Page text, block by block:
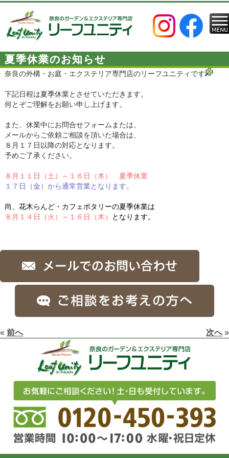
夏季休業のお知らせ
奈良の外構・お庭・エクステリア専門店のリーフユニティです
下記日程は夏季休業とさせていただきます。
何とぞご理解をお願い申し上げます。
また、休業中にお問合せフォームまたは、
メールからご依頼ご相談を頂いた場合は、
８月１７日以降の対応となります。
予めご了承ください。
８月１１日（土）～１６日（木） 夏季休業
１７日（金）から通常営業となります。
尚、花木らんど・カフェポタリーの夏季休業は
８月１４日（火）～１６日（木）
となります。
« 前へ 次へ»